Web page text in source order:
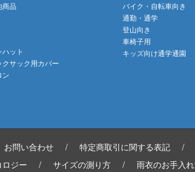
商品
ット
クサック用カバー
ン
バイク・自転車向き
通勤・通学
登山向き
車椅子用
キッズ向け通学通園
お問い合わせ / 特定商取引に関する表記 /
ロジー / サイズの測り方 / 雨衣のお手入